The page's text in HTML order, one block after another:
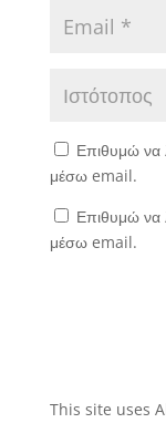
Επιθυμώ να
μέσω email.
Επιθυμώ να
μέσω email.
This site uses